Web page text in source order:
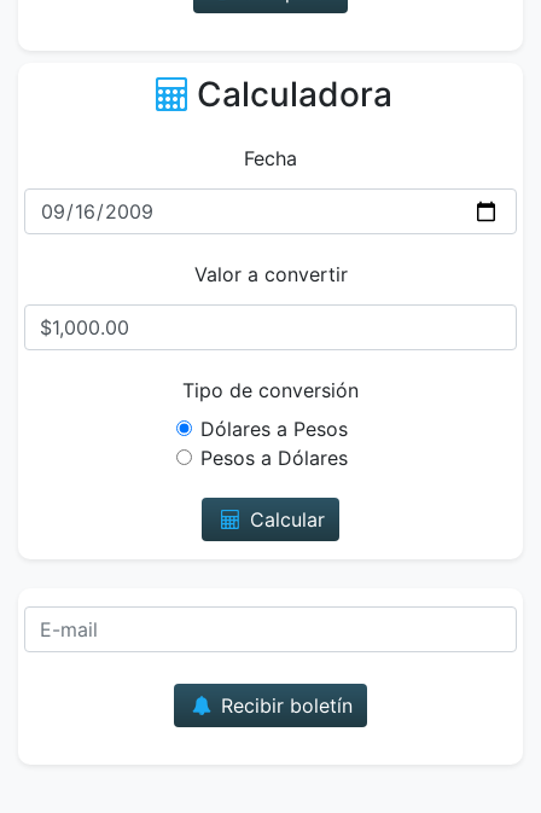
Calculadora
Fecha
Valor a convertir
Tipo de conversión
Dólares a Pesos
Pesos a Dólares
Calcular
Recibir boletín